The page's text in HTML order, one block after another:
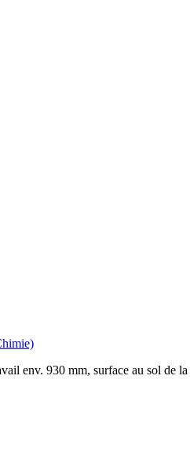
env. 930 mm, surface au sol de